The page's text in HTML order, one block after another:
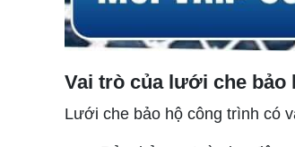
Vai trò của lưới che bảo
Lưới che bảo hộ công trình có